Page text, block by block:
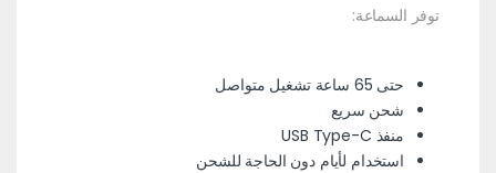
توفر السماعة:
حتى 65 ساعة تشغيل متواصل
شحن سريع
منفذ USB Type-C
استخدام لأيام دون الحاجة للشحن